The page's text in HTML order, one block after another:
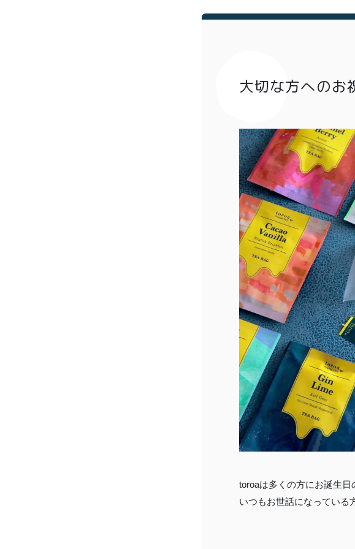
プライバシーポリシー 特定商取引法に基づく表
大切な方への
toroaは多くの方にお誕生日
いつもお世話になっている